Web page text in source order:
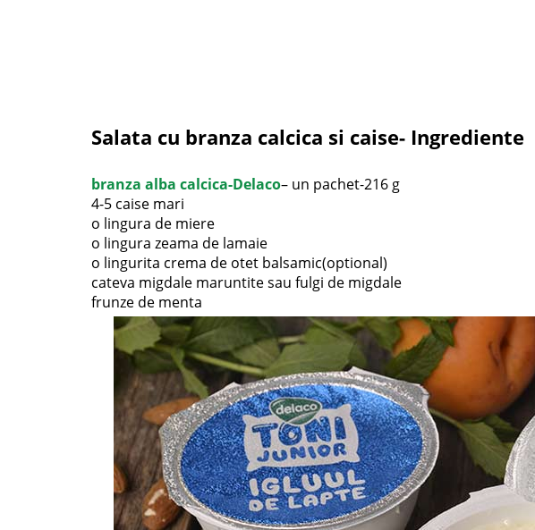
Salata cu branza calcica si caise- Ingrediente
branza alba calcica-Delaco– un pachet-216 g
4-5 caise mari
o lingura de miere
o lingura zeama de lamaie
o lingurita crema de otet balsamic(optional)
cateva migdale maruntite sau fulgi de migdale
frunze de menta